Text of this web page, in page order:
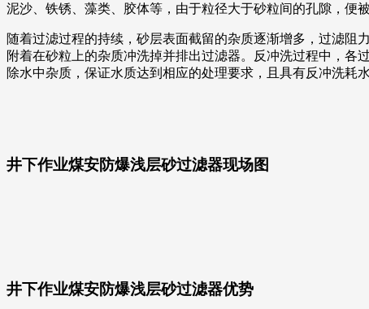
泥沙、铁锈、藻类、胶体等，由于粒径大于砂粒间的孔隙，便
随着过滤过程的持续，砂层表面截留的杂质逐渐增多，过滤
附着在砂粒上的杂质冲洗掉并排出过滤器。反冲洗过程中，
除水中杂质，保证水质达到相应的处理要求，且具有反冲洗耗
井下作业煤安防爆浅层砂过滤器现场图
井下作业煤安防爆浅层砂过滤器优势